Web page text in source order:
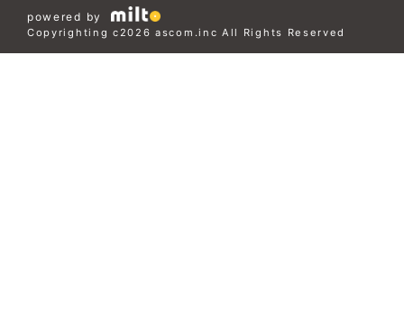
powered by
Copyrighting c2026 ascom.inc All Rights Reserved